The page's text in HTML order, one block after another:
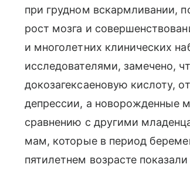
при грудном вскармливании,
рост мозга и
и многолетних клинических
исследователями, замечено,
докозагексаеновую кислоту,
депрессии, а новорожденные
сравнению с другими
мам, которые в период
пятилетнем возрасте